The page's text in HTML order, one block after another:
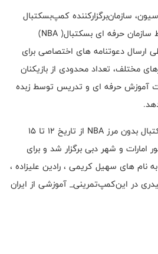
سازمان‌برگزارکننده کمپ‌بسکتبال
بدون مرز که مستقیما توسط سازمان حرفه ای بسکتبال( NBA)
دعوتنامه های اختصاصی برای
مختلف، تعداد محدودی از بازیکنان
آموزش حرفه ای و تدریس توسط زبده
اردوی حرفه ای آموزشی بسکتبال بدون مرز NBA از تاریخ ۱۲ تا ۱۵
امارات و شهر دبی برگزار شد و برای
به نام های سهیل کریمی ، رادین علیزاده ،
در این‌کمپ‌تمرینی_ آموزشی از ایران